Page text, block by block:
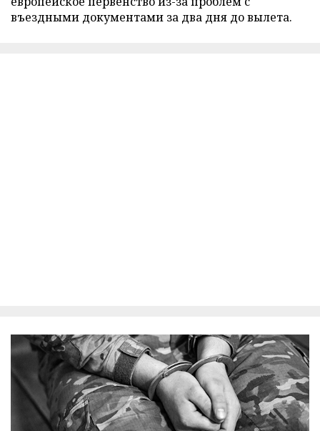
въездными документами за два дня до вылета.